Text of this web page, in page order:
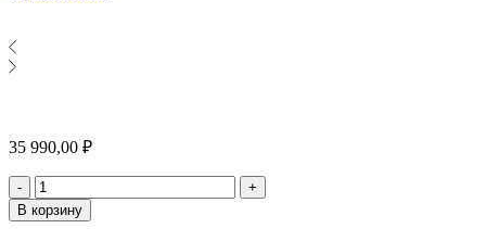
35 990,00 ₽
- Количество
+
В корзину